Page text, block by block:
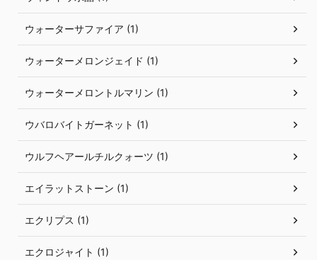
ウォーターサファイア (1)
ウォーターメロンジェイド (1)
ウォーターメロントルマリン (1)
ウバロバイトガーネット (1)
ウルフヘアールチルクォーツ (1)
エイラットストーン (1)
エクリプス (1)
エクロジャイト (1)